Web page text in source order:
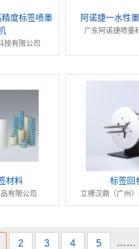
度标签喷墨
技有限公司
阿诺捷一水性
广东阿诺捷喷墨
材料
有限公司
标签回
立搏汉鼎（广州
2 3 4 5 ……